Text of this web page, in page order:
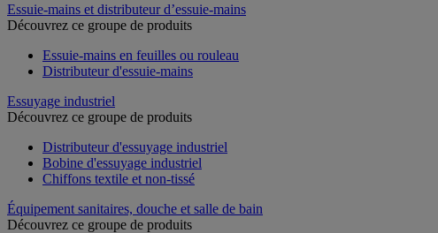
Essuie-mains et distributeur d’essuie-mains
Découvrez ce groupe de produits
Essuie-mains en feuilles ou rouleau
Distributeur d'essuie-mains
Essuyage industriel
Découvrez ce groupe de produits
Distributeur d'essuyage industriel
Bobine d'essuyage industriel
Chiffons textile et non-tissé
Équipement sanitaires, douche et salle de bain
Découvrez ce groupe de produits